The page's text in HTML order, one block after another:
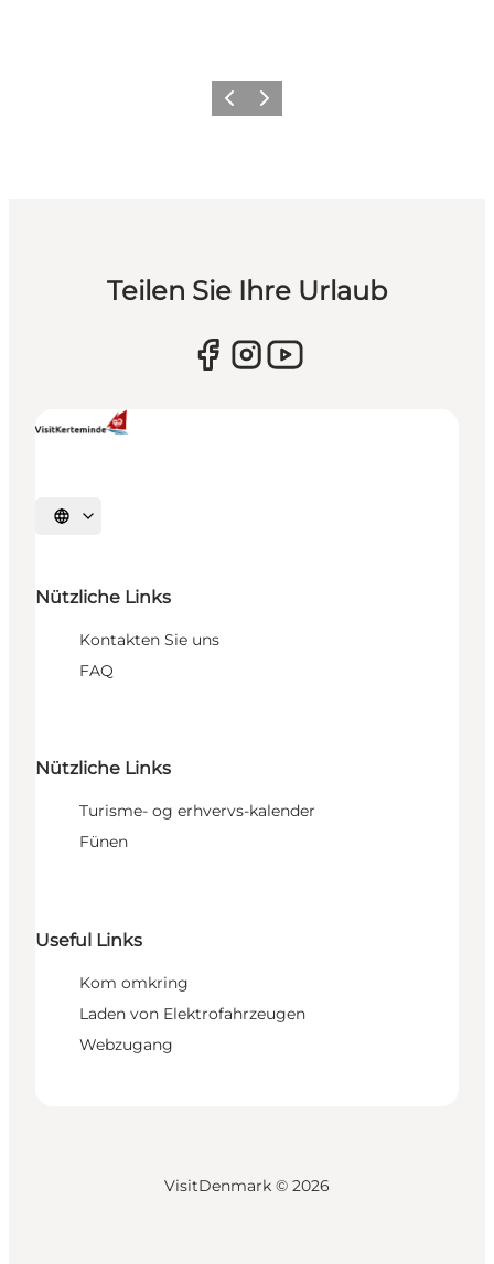
ZurückWeiter
Teilen Sie Ihre Urlaub
Sprache auswählen
Nützliche Links
Kontakten Sie uns
FAQ
Nützliche Links
Turisme- og erhvervs-kalender
Fünen
Useful Links
Kom omkring
Laden von Elektrofahrzeugen
Webzugang
VisitDenmark © 2026